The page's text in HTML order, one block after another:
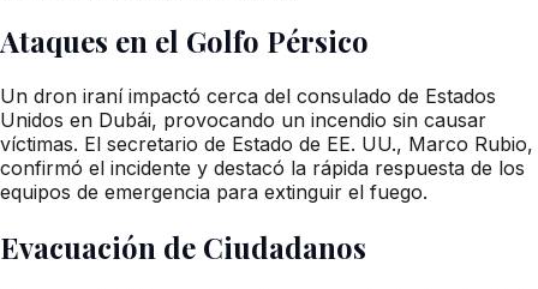
Ataques en el Golfo Pérsico
Un dron iraní impactó cerca del consulado de Estados
Unidos en Dubái, provocando un incendio sin causar
víctimas. El secretario de Estado de EE. UU., Marco Rubio,
confirmó el incidente y destacó la rápida respuesta de los
equipos de emergencia para extinguir el fuego.
Evacuación de Ciudadanos